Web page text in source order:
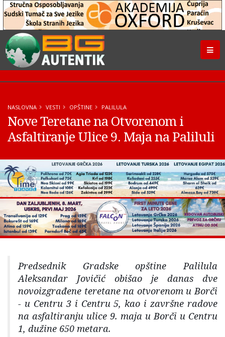
NASLOVNA VESTI OPŠTINE PALILULA
Nove Teretane na Otvorenom i
Asfaltiranje Ulice 9. Maja na Paliluli
Predsednik Gradske opštine Palilula
Aleksandar Jovičić obišao je danas dve
novoizgrađene teretane na otvorenom u Borči
- u Centru 3 i Centru 5, kao i završne radove
na asfaltiranju ulice 9. maja u Borči u Centru
1, dužine 650 metara.